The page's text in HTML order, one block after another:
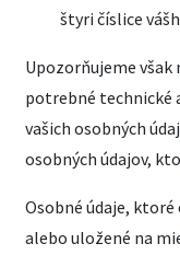
štyri číslice
Upozorňujeme však
potrebné technické
vašich osobných
osobných údajov,
Osobné údaje,
alebo uložené na